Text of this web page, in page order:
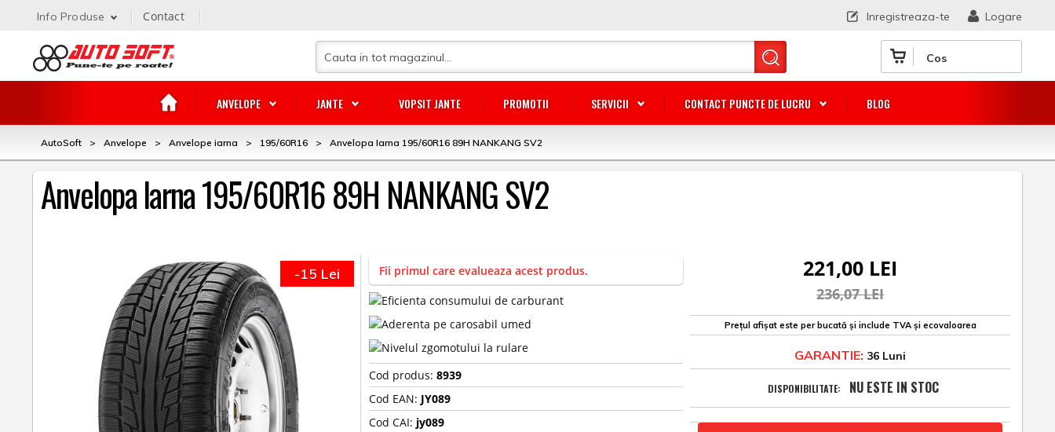
Cos
ANVELOPE JANTE VOPSIT JANTE PROMOTII SERVICII CONTACT PUNCTE DE LUCRU BLOG
Logare
Inregistreaza-te
Info Produse Contact
AutoSoft > Anvelope > Anvelope iarna > 195/60R16 > Anvelopa Iarna 195/60R16 89H NANKANG SV2
Anvelopa Iarna 195/60R16 89H NANKANG SV2
-15 Lei Fii primul care evalueaza acest produs.
Cod produs:8939
Cod EAN: JY089
Cod CAI: jy089
221,00 LEI
236,07 LEI
Prețul afișat este per bucată și include TVA și ecovaloarea
GARANTIE: 36 Luni
DISPONIBILITATE: NU ESTE IN STOC